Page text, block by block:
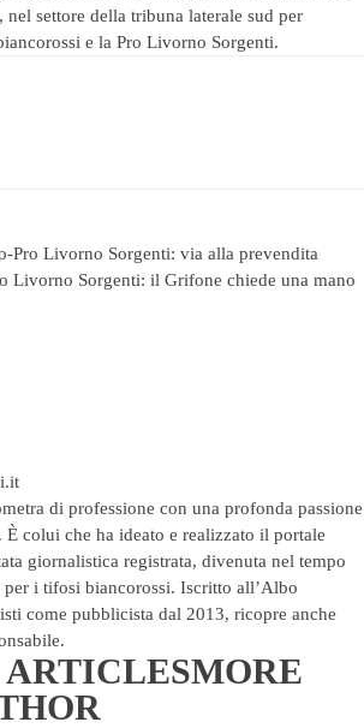
nel settore della tribuna laterale sud per
e la Pro Livorno Sorgenti.
Pro Livorno Sorgenti: via alla prevendita
Livorno Sorgenti: il Grifone chiede una mano
di professione con una profonda passione
colui che ha ideato e realizzato il portale
giornalistica registrata, divenuta nel tempo
i tifosi biancorossi. Iscritto all’Albo
come pubblicista dal 2013, ricopre anche
MORE